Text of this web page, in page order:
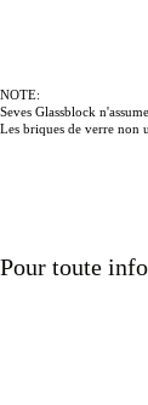
NOTE:
Seves Glassblock
Les briques de verre non
Pour toute